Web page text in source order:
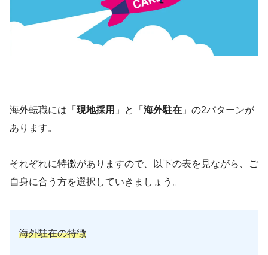
海外転職には「 現地採用 」と「 海外駐在 」の2パターンが
あります。
それぞれに特徴がありますので、以下の表を見ながら、ご
自身に合う方を選択していきましょう。
海外駐在の特徴